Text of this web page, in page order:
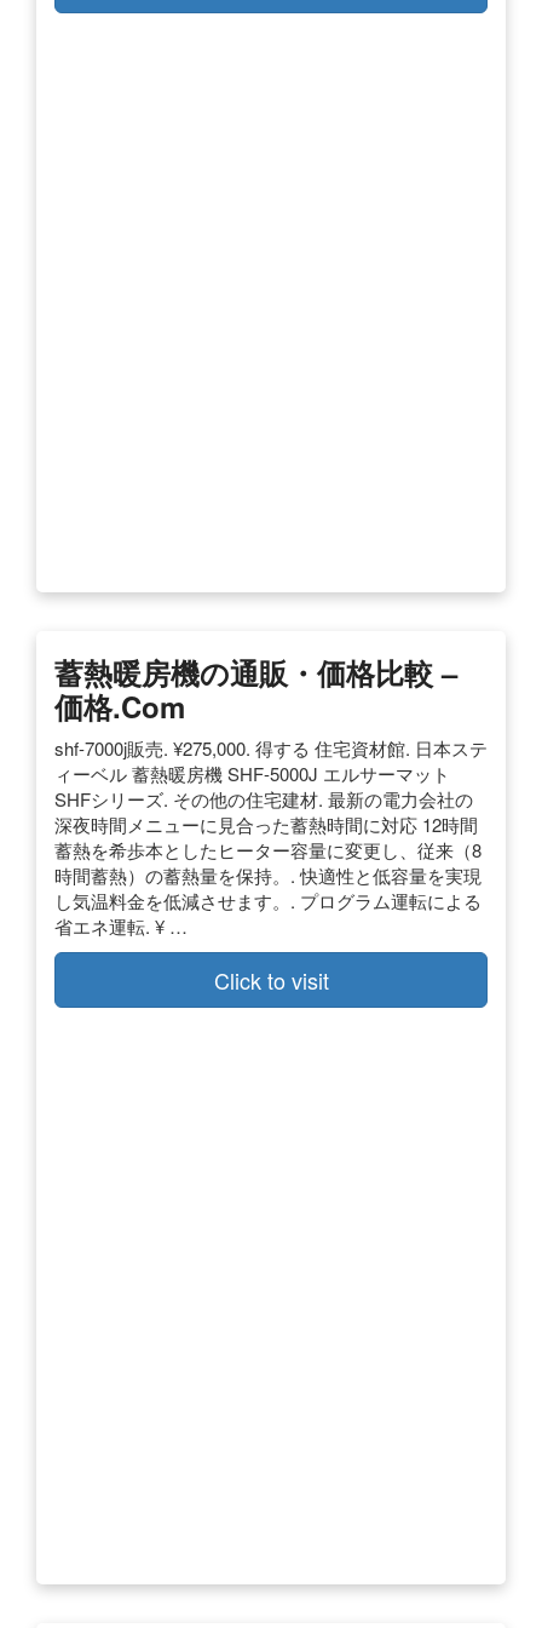
蓄熱暖房機の通販・価格比較 –
価格.com
shf-7000j販売. ¥275,000. 得する 住宅資材館. 日本ステ
ィーベル 蓄熱暖房機 SHF-5000J エルサーマット
SHFシリーズ. その他の住宅建材. 最新の電力会社の
深夜時間メニューに見合った蓄熱時間に対応 12時間
蓄熱を希歩本としたヒーター容量に変更し、従来（8
時間蓄熱）の蓄熱量を保持。. 快適性と低容量を実現
し気温料金を低減させます。. プログラム運転による
省エネ運転. ¥ …
Click to visit